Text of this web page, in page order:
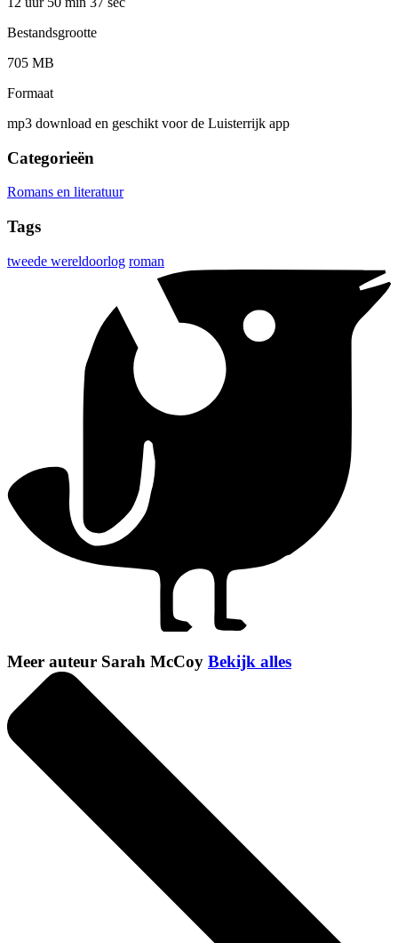
Bestandsgrootte
705 MB
Formaat
mp3 download en geschikt voor de Luisterrijk app
Categorieën
Romans en literatuur
Tags
tweede wereldoorlog roman
Meer auteur Sarah McCoy Bekijk alles